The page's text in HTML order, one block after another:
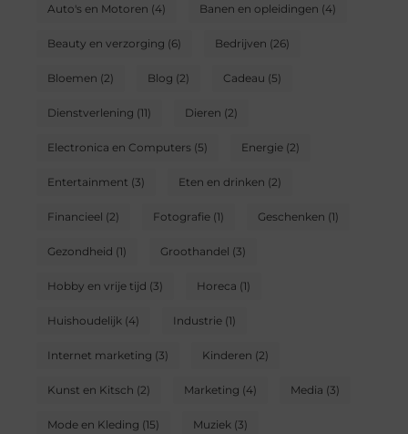
Auto's en Motoren (4) Banen en opleidingen (4)
Beauty en verzorging (6) Bedrijven (26)
Bloemen (2) Blog (2) Cadeau (5)
Dienstverlening (11) Dieren (2)
Electronica en Computers(5) Energie(2)
Entertainment (3) Eten en drinken (2)
Financieel (2) Fotografie(1) Geschenken (1)
Gezondheid (1) Groothandel (3)
Hobby en vrije tijd (3) Horeca (1)
Huishoudelijk(4) Industrie(1)
Internet marketing (3) Kinderen (2)
Kunst en Kitsch (2) Marketing (4) Media (3)
Mode en Kleding (15) Muziek(3)